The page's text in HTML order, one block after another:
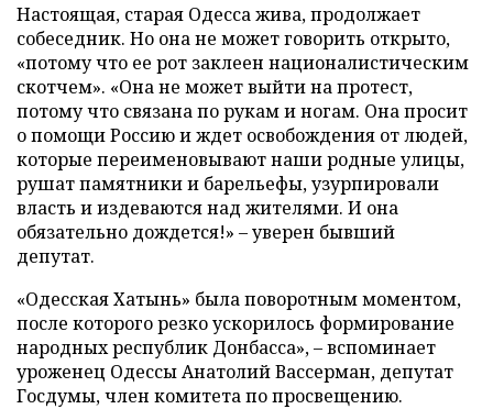
Настоящая, старая Одесса жива, продолжает
собеседник. Но она не может говорить открыто,
«потому что ее рот заклеен националистическим
скотчем». «Она не может выйти на протест,
потому что связана по рукам и ногам. Она просит
о помощи Россию и ждет освобождения от людей,
которые переименовывают наши родные улицы,
рушат памятники и барельефы, узурпировали
власть и издеваются над жителями. И она
обязательно дождется!» – уверен бывший
депутат.
«Одесская Хатынь» была поворотным моментом,
после которого резко ускорилось формирование
народных республик Донбасса», – вспоминает
уроженец Одессы Анатолий Вассерман, депутат
Госдумы, член комитета по просвещению.